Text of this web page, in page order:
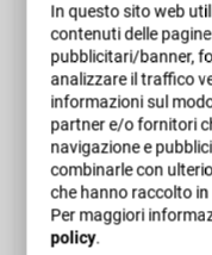
Alla conclusione
numerato
Soggetto
In questo sito web
contenuti delle
pubblicitari/banner,
analizzare il traffico
informazioni sul
partner e/o fornitori
navigazione e
combinarle con
che hanno raccolto
Per maggiori
policy.